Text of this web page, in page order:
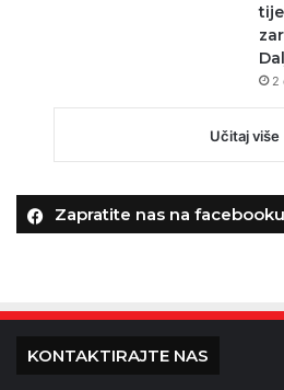
2
Učitaj više
Zapratite nas na facebooku
KONTAKTIRAJTE NAS